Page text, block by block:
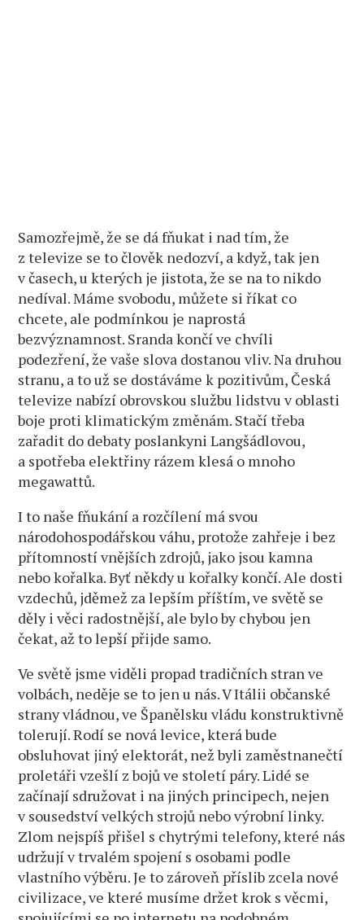
Samozřejmě, že se dá fňukat i nad tím, že
z televize se to člověk nedozví, a když, tak jen
v časech, u kterých je jistota, že se na to nikdo
nedíval. Máme svobodu, můžete si říkat co
chcete, ale podmínkou je naprostá
bezvýznamnost. Sranda končí ve chvíli
podezření, že vaše slova dostanou vliv. Na druhou
stranu, a to už se dostáváme k pozitivům, Česká
televize nabízí obrovskou službu lidstvu v oblasti
boje proti klimatickým změnám. Stačí třeba
zařadit do debaty poslankyni Langšádlovou,
a spotřeba elektřiny rázem klesá o mnoho
megawattů.
I to naše fňukání a rozčílení má svou
národohospodářskou váhu, protože zahřeje i bez
přítomností vnějších zdrojů, jako jsou kamna
nebo kořalka. Byť někdy u kořalky končí. Ale dosti
vzdechů, jděmež za lepším příštím, ve světě se
děly i věci radostnější, ale bylo by chybou jen
čekat, až to lepší přijde samo.
Ve světě jsme viděli propad tradičních stran ve
volbách, neděje se to jen u nás. V Itálii občanské
strany vládnou, ve Španělsku vládu konstruktivně
tolerují. Rodí se nová levice, která bude
obsluhovat jiný elektorát, než byli zaměstnanečtí
proletáři vzešlí z bojů ve století páry. Lidé se
začínají sdružovat i na jiných principech, nejen
v sousedství velkých strojů nebo výrobní linky.
Zlom nejspíš přišel s chytrými telefony, které nás
udržují v trvalém spojení s osobami podle
vlastního výběru. Je to zároveň příslib zcela nové
civilizace, ve které musíme držet krok s věcmi,